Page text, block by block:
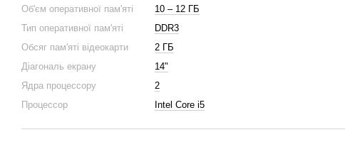
Об'єм оперативної пам'яті
10 – 12 ГБ
Тип оперативної пам'яті
DDR3
Обсяг пам'яті відеокарти
2 ГБ
Діагональ екрану
14"
Ядра процессору
2
Процессор
Intel Core i5